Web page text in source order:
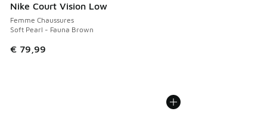
Nike Court Vision Low
Femme Chaussures
Soft Pearl - Fauna Brown
€ 79,99